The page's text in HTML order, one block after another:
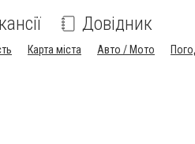
Довідник
Карта міста Авто / Мото